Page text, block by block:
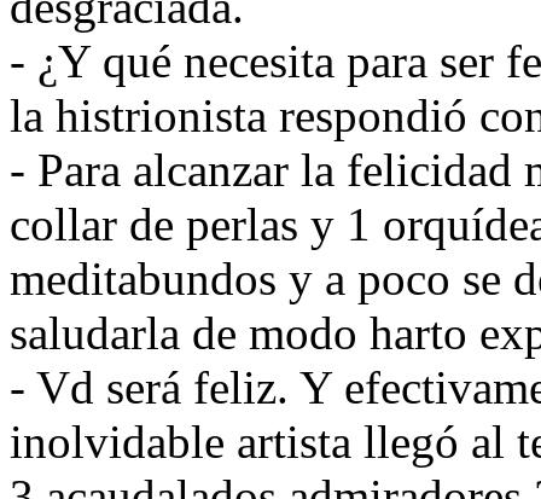
- ¿Y qué necesita para ser
la histrionista respondió
- Para alcanzar la felicidad
collar de perlas y 1
meditabundos y a poco se
saludarla de modo harto
- Vd será feliz. Y
inolvidable artista llegó al